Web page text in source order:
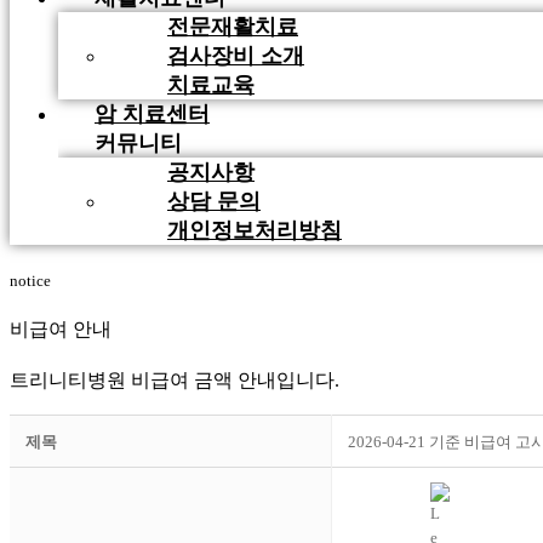
전문재활치료
검사장비 소개
치료교육
암 치료센터
커뮤니티
공지사항
상담 문의
개인정보처리방침
notice
비급여 안내
트리니티병원 비급여 금액 안내입니다.
제목 2026-04-21 기준 비급여 고